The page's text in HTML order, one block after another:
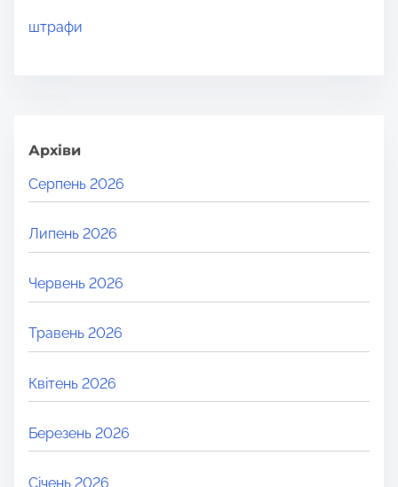
штрафи
Архіви
Серпень 2026
Липень 2026
Червень 2026
Травень 2026
Квітень 2026
Березень 2026
Січень 2026